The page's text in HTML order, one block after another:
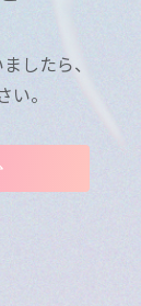
したら、
。